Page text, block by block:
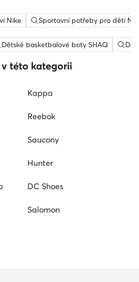
Nike Sportovní potřeby pro děti
Dětské basketbalové boty SHAQ
této kategorii
Kappa
Reebok
Saucony
Hunter
DC Shoes
Salomon